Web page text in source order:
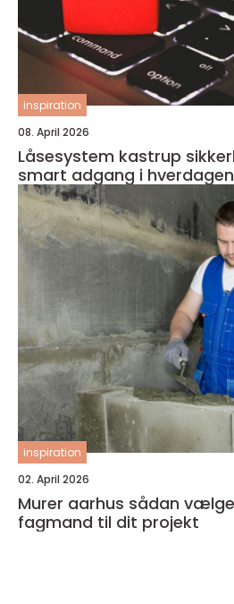
inspiration
08. April 2026
Låsesystem kastrup sikkerhed, tryghed og
smart adgang i hverdagen
inspiration
02. April 2026
Murer aarhus sådan vælger du den rette
fagmand til dit projekt